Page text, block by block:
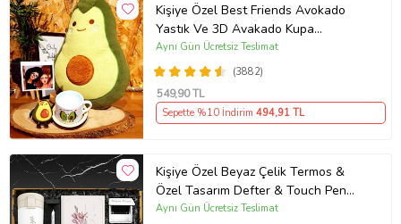
Kişiye Özel Best Friends Avokado
Yastık Ve 3D Avakado Kupa
Arkadaşa Hediye
(3882)
Aynı Gün Ücretsiz Teslimat
549,90 TL
Sepette %10 İndirim 494,91 TL
Kişiye Özel Beyaz Çelik Termos &
Özel Tasarım Defter & Touch Pen
Kalem & Kişiye Özel Cep Aynası &
Aynı Gün Ücretsiz Teslimat